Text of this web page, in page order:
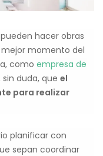
hacer obras
mejor momento del
como empresa de
duda, que el
para realizar
planificar con
sepan coordinar